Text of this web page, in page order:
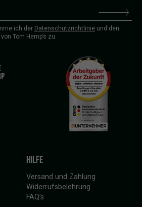
ich der Datenschutzrichtlinie und den
Tom Hemp’s zu.
HILFE
Versand und Zahlung
Widerrufsbelehrung
FAQ’s